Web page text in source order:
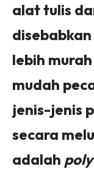
alat tulis
lebih
mudah
jenis-jenis
secara
adalah